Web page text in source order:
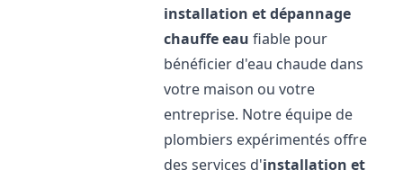
installation et dépannage
chauffe eau fiable pour
bénéficier d'eau chaude dans
votre maison ou votre
entreprise. Notre équipe de
plombiers expérimentés offre
des services d'installation et